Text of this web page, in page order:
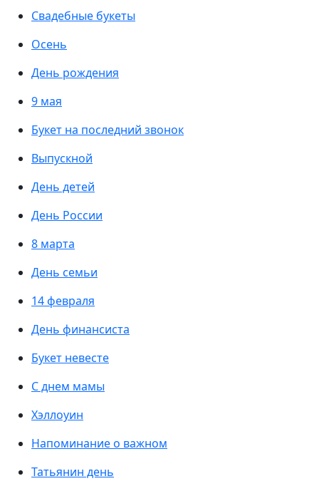
Свадебные букеты
Осень
День рождения
9 мая
Букет на последний звонок
Выпускной
День детей
День России
8 марта
День семьи
14 февраля
День финансиста
Букет невесте
С днем мамы
Хэллоуин
Напоминание о важном
Татьянин день